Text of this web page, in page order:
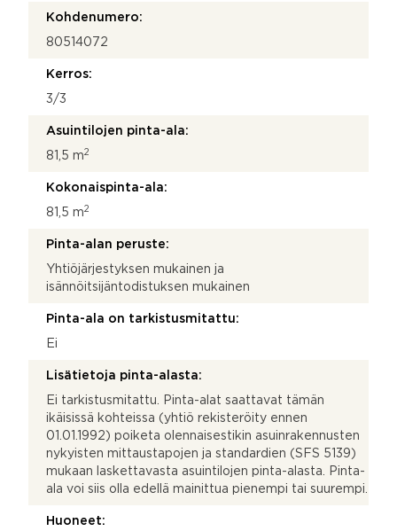
Kohdenumero:
80514072
Kerros:
3/3
Asuintilojen pinta-ala:
81,5 m2
Kokonaispinta-ala:
81,5 m2
Pinta-alan peruste:
Yhtiöjärjestyksen mukainen ja
isännöitsijäntodistuksen mukainen
Pinta-ala on tarkistusmitattu:
Ei
Lisätietoja pinta-alasta:
Ei tarkistusmitattu. Pinta-alat saattavat tämän
ikäisissä kohteissa (yhtiö rekisteröity ennen
01.01.1992) poiketa olennaisestikin asuinrakennusten
nykyisten mittaustapojen ja standardien (SFS 5139)
mukaan laskettavasta asuintilojen pinta-alasta. Pinta-
ala voi siis olla edellä mainittua pienempi tai suurempi.
Huoneet: